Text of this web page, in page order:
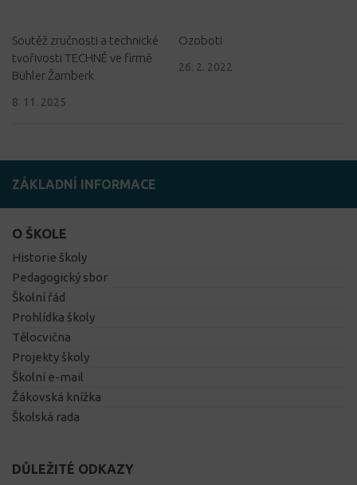
Soutěž zručnosti a technické
tvořivosti TECHNÉ ve firmě
Bühler Žamberk
8. 11. 2025
Ozoboti
26. 2. 2022
ZÁKLADNÍ INFORMACE
O ŠKOLE
Historie školy
Pedagogický sbor
Školní řád
Prohlídka školy
Tělocvična
Projekty školy
Školní e-mail
Žákovská knížka
Školská rada
DŮLEŽITÉ ODKAZY